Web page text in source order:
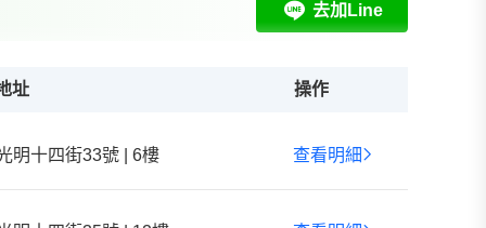
去加Line
址 操作
明十四街33號 | 6樓 查看明細